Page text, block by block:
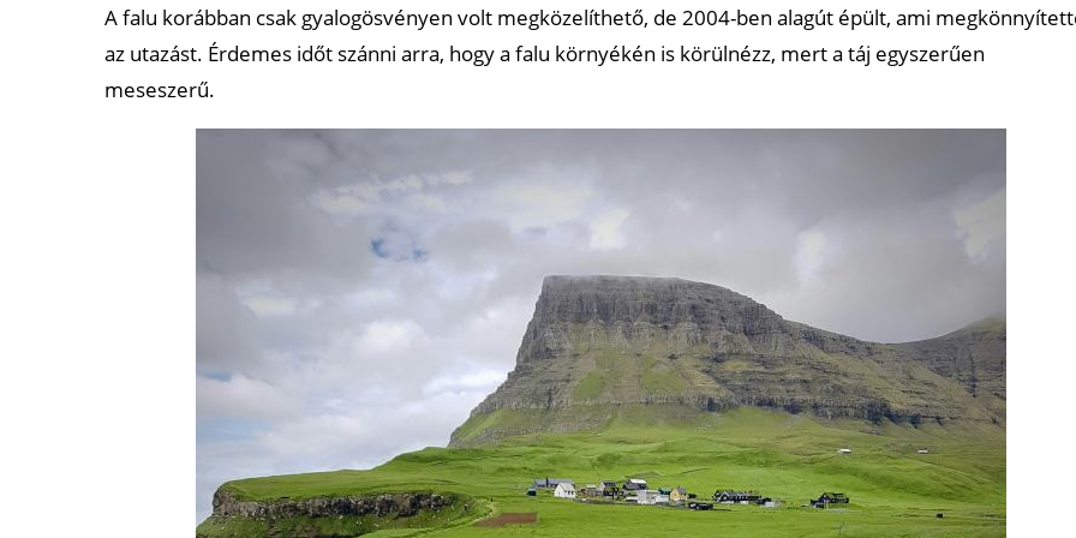
A falu korábban csak gyalogösvényen volt megközelíthető, de 2004-ben alagút épült, ami
az utazást. Érdemes időt szánni arra, hogy a falu környékén is körülnézz, mert a táj egyszerűen
meseszerű.